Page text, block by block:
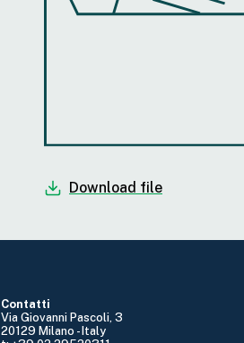
Download file
Contatti
Via Giovanni Pascoli, 3
20129 Milano - Italy